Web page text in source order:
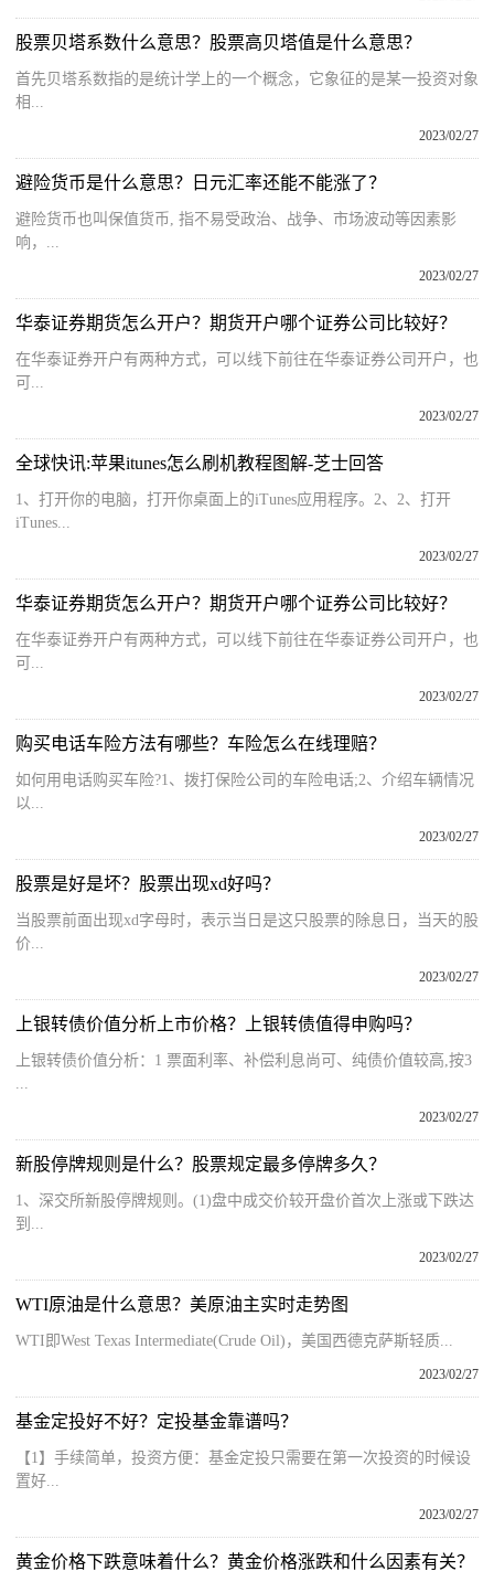
股票贝塔系数什么意思？股票高贝塔值是什么意思？
首先贝塔系数指的是统计学上的一个概念，它象征的是某一投资对象
相...
2023/02/27
避险货币是什么意思？日元汇率还能不能涨了？
避险货币也叫保值货币, 指不易受政治、战争、市场波动等因素影
响，...
2023/02/27
华泰证券期货怎么开户？期货开户哪个证券公司比较好？
在华泰证券开户有两种方式，可以线下前往在华泰证券公司开户，也
可...
2023/02/27
全球快讯:苹果itunes怎么刷机教程图解-芝士回答
1、打开你的电脑，打开你桌面上的iTunes应用程序。2、2、打开
iTunes...
2023/02/27
华泰证券期货怎么开户？期货开户哪个证券公司比较好？
在华泰证券开户有两种方式，可以线下前往在华泰证券公司开户，也
可...
2023/02/27
购买电话车险方法有哪些？车险怎么在线理赔？
如何用电话购买车险?1、拨打保险公司的车险电话;2、介绍车辆情况
以...
2023/02/27
股票是好是坏？股票出现xd好吗？
当股票前面出现xd字母时，表示当日是这只股票的除息日，当天的股
价...
2023/02/27
上银转债价值分析上市价格？上银转债值得申购吗？
上银转债价值分析：1 票面利率、补偿利息尚可、纯债价值较高,按3
...
2023/02/27
新股停牌规则是什么？股票规定最多停牌多久？
1、深交所新股停牌规则。(1)盘中成交价较开盘价首次上涨或下跌达
到...
2023/02/27
WTI原油是什么意思？美原油主实时走势图
WTI即West Texas Intermediate(Crude Oil)，美国西德克萨斯轻质...
2023/02/27
基金定投好不好？定投基金靠谱吗？
【1】手续简单，投资方便：基金定投只需要在第一次投资的时候设
置好...
2023/02/27
黄金价格下跌意味着什么？黄金价格涨跌和什么因素有关？